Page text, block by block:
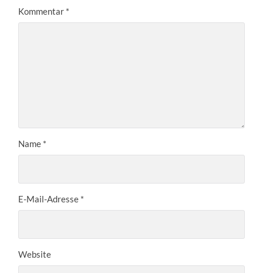
Kommentar *
Name *
E-Mail-Adresse *
Website